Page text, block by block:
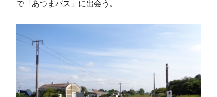
で「あつまバス」に出会う。